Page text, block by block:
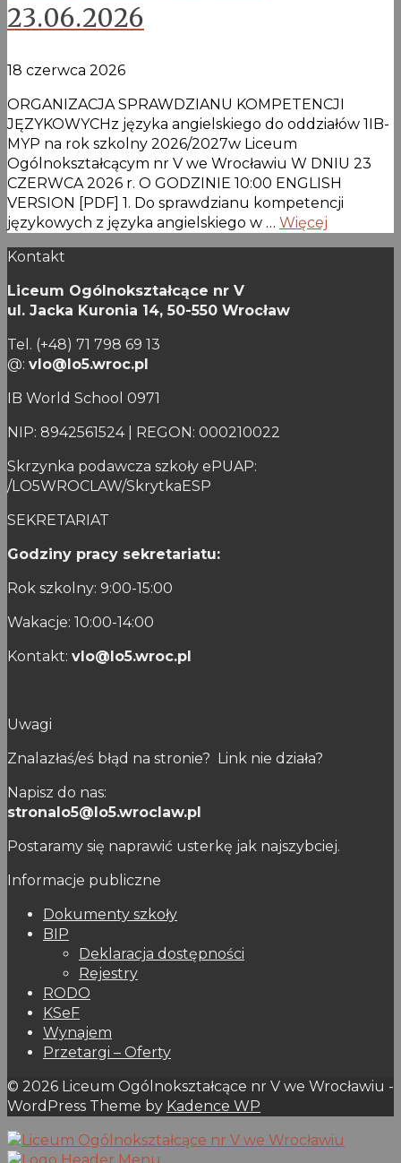
23.06.2026
18 czerwca 2026
ORGANIZACJA SPRAWDZIANU KOMPETENCJI
JĘZYKOWYCHz języka angielskiego do oddziałów 1IB-
MYP na rok szkolny 2026/2027w Liceum
Ogólnokształcącym nr V we Wrocławiu W DNIU 23
CZERWCA 2026 r. O GODZINIE 10:00 ENGLISH
VERSION [PDF] 1. Do sprawdzianu kompetencji
językowych z języka angielskiego w … Więcej
Stronicowanie
wpisów
Kontakt
Liceum Ogólnokształcące nr V
ul. Jacka Kuronia 14, 50-550 Wrocław
Tel. (+48) 71 798 69 13
@: vlo@lo5.wroc.pl
IB World School 0971
NIP: 8942561524 | REGON: 000210022
Skrzynka podawcza szkoły ePUAP:
/LO5WROCLAW/SkrytkaESP
SEKRETARIAT
Godziny pracy sekretariatu:
Rok szkolny: 9:00-15:00
Wakacje: 10:00-14:00
Kontakt: vlo@lo5.wroc.pl
Uwagi
Znalazłaś/eś błąd na stronie? Link nie działa?
Napisz do nas:
stronalo5@lo5.wroclaw.pl
Postaramy się naprawić usterkę jak najszybciej.
Informacje publiczne
Dokumenty szkoły
BIP
Deklaracja dostępności
Rejestry
RODO
KSeF
Wynajem
Przetargi – Oferty
© 2026 Liceum Ogólnokształcące nr V we Wrocławiu -
WordPress Theme by Kadence WP